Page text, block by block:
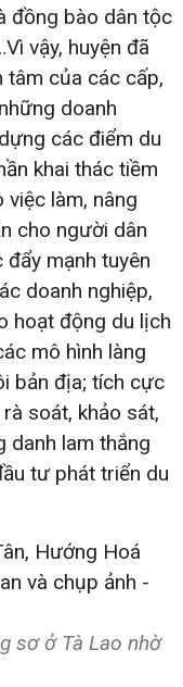
đồng bào dân tộc
vậy, huyện đã
tâm của các cấp,
doanh
các điểm du
khai thác tiềm
làm, nâng
cho người dân
đẩy mạnh tuyên
doanh nghiệp,
hoạt động du lịch
mô hình làng
bản địa; tích cực
soát, khảo sát,
danh lam thắng
tư phát triển du
sơ ở Tà Lao nhờ